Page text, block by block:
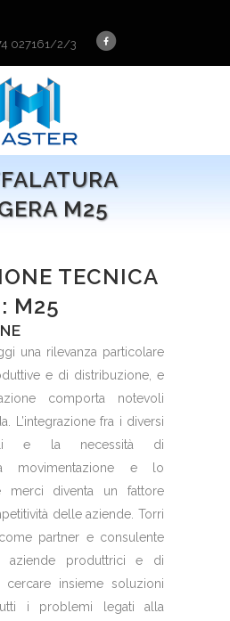
027161/2/3
M25
TECNICA
: M25
una rilevanza particolare
e di distribuzione, e
comporta notevoli
L’integrazione fra i diversi
e la necessità di
movimentazione e lo
merci diventa un fattore
delle aziende. Torri
partner e consulente
aziende produttrici e di
cercare insieme soluzioni
i problemi legati alla